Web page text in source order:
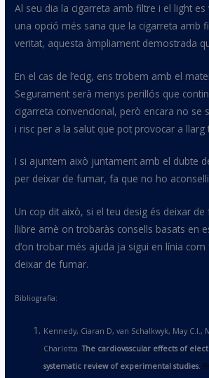
Al seu dia la cigarreta amb filtre i el light es
una opció més sana que la cigarreta amb
veritat, aquesta àmpliament demostrada
En el cas de l’ecig, ens trobem amb el
Segurament serà menys perillós que
cigarreta convencional, però encara no se
i risc per a la salut que pot provocar a llarg
I si ajuntem això juntament amb el dubte
per deixar de fumar,fa que no ho
Un cop dit això, si el teu desig és deixar de
llibre amè on trobaràs consells basats en
d’on trobar més ajuda ja sigui en línia
deixar de fumar.
Bibliografia:
Kennedy, Ciaran D, van Schalkwyk, May C.I.,
Charlotta.The cardiovascular effects of
systematic review of experimental studies.